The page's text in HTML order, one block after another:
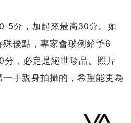
5分，加起來最高30分。如
優點，專家會破例給予6
分，必定是絕世珍品。照片
手親身拍攝的，希望能更為